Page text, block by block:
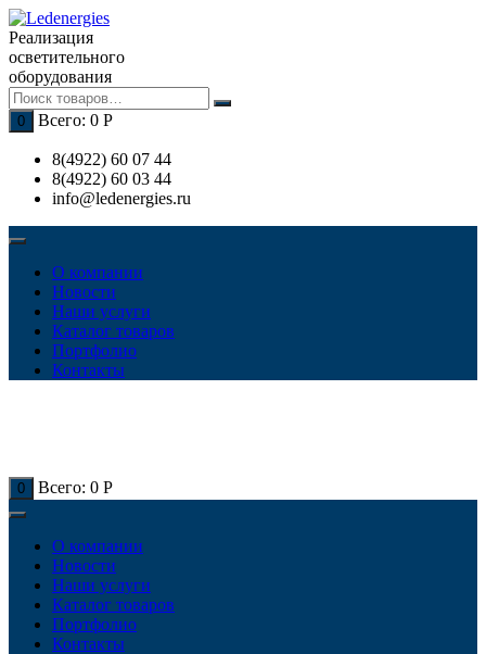
Перейти
к
содержимому
Реализация
осветительного
оборудования
0 Всего: 0 Р
8(4922) 60 07 44
8(4922) 60 03 44
info@ledenergies.ru
О компании
Новости
Наши услуги
Каталог товаров
Портфолио
Контакты
0 Всего: 0 Р
О компании
Новости
Наши услуги
Каталог товаров
Портфолио
Контакты